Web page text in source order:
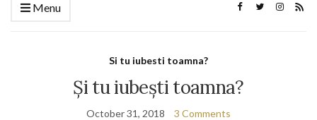
Menu
Si tu iubesti toamna?
Și tu iubești toamna?
October 31, 2018 3 Comments